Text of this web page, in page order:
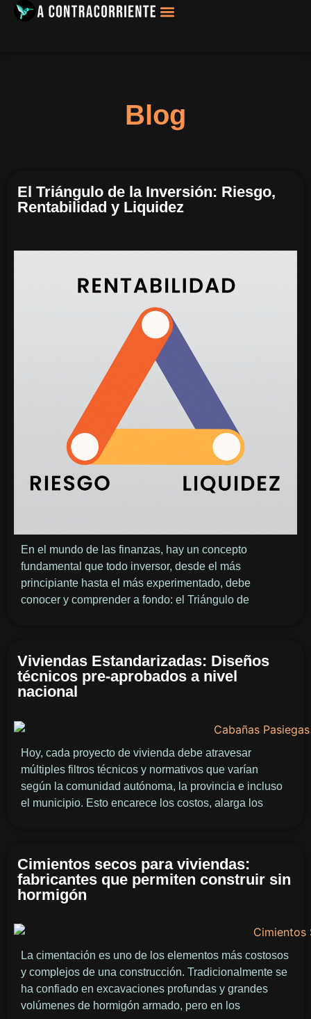
Blog
El Triángulo de la Inversión: Riesgo,
Rentabilidad y Liquidez
En el mundo de las finanzas, hay un concepto
fundamental que todo inversor, desde el más
principiante hasta el más experimentado, debe
conocer y comprender a fondo: el Triángulo de
Viviendas Estandarizadas: Diseños
técnicos pre-aprobados a nivel
nacional
Hoy, cada proyecto de vivienda debe atravesar
múltiples filtros técnicos y normativos que varían
según la comunidad autónoma, la provincia e incluso
el municipio. Esto encarece los costos, alarga los
Cimientos secos para viviendas:
fabricantes que permiten construir sin
hormigón
La cimentación es uno de los elementos más costosos
y complejos de una construcción. Tradicionalmente se
ha confiado en excavaciones profundas y grandes
volúmenes de hormigón armado, pero en los